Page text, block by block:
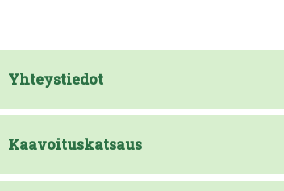
Yhteystiedot
Kaavoituskatsaus